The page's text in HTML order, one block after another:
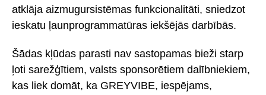
atklāja aizmugursistēmas funkcionalitāti, sniedzot
ieskatu ļaunprogrammatūras iekšējās darbībās.
Šādas kļūdas parasti nav sastopamas bieži starp
ļoti sarežģītiem, valsts sponsorētiem dalībniekiem,
kas liek domāt, ka GREYVIBE, iespējams,